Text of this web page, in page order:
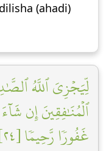
(ahadi)
لِّيَجۡزِيَ ٱللَّهُ
ٱلۡمُنَٰفِقِينَ إِن
غَفُورٗا رَّحِيمٗا [٢٤]